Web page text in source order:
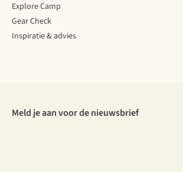
Explore Camp
Gear Check
Inspiratie & advies
Meld je aan voor de nieuwsbrief